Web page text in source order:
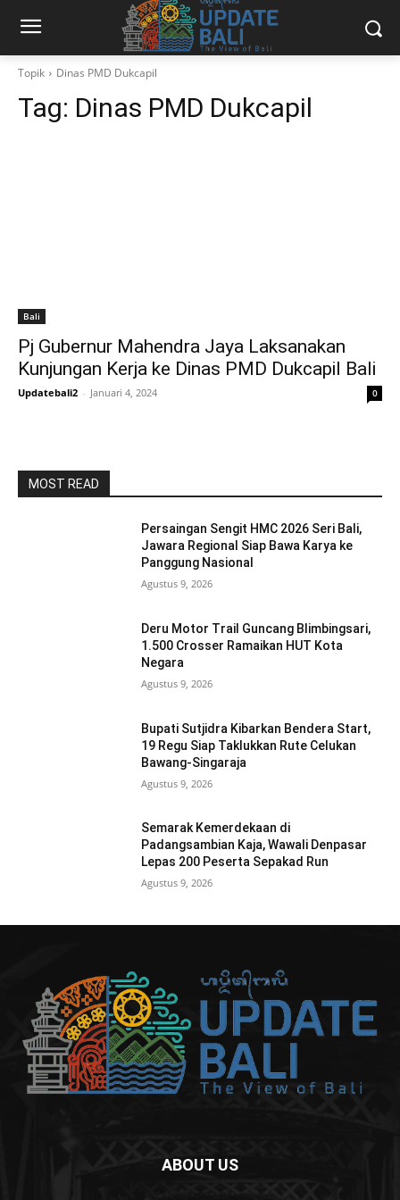
Topik Dinas PMD Dukcapil
Tag: Dinas PMD Dukcapil
Bali
Pj Gubernur Mahendra Jaya Laksanakan
Kunjungan Kerja ke Dinas PMD Dukcapil Bali
Updatebali2 - Januari 4, 2024 0
MOST READ
Persaingan Sengit HMC 2026 Seri Bali,
Jawara Regional Siap Bawa Karya ke
Panggung Nasional
Agustus 9, 2026
Deru Motor Trail Guncang Blimbingsari,
1.500 Crosser Ramaikan HUT Kota
Negara
Agustus 9, 2026
Bupati Sutjidra Kibarkan Bendera Start,
19 Regu Siap Taklukkan Rute Celukan
Bawang-Singaraja
Agustus 9, 2026
Semarak Kemerdekaan di
Padangsambian Kaja, Wawali Denpasar
Lepas 200 Peserta Sepakad Run
Agustus 9, 2026
ABOUT US